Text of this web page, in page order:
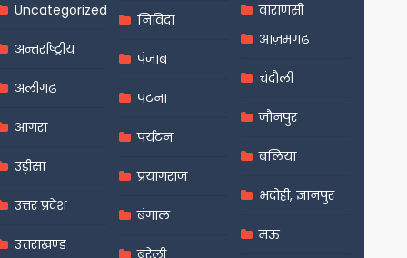
Uncategorized
अन्तर्राष्ट्रीय
अलीगढ़
आगरा
उड़ीसा
उत्तर प्रदेश
उत्तराखण्ड
निविदा
पंजाब
पटना
पर्यटन
प्रयागराज
बंगाल
वाराणसी
आज़मगढ़
चंदौली
जौनपुर
बलिया
भदोही, ज्ञानपुर
मऊ